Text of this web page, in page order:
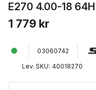
E270 4.00-18 64H
1 779 kr
03060742
Lev. SKU: 40018270